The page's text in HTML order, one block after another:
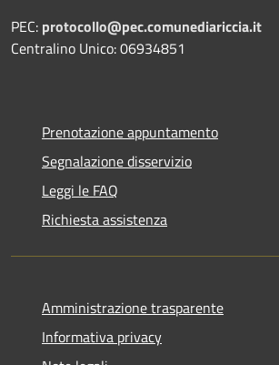
PEC: protocollo@pec.comunediariccia.it
Centralino Unico: 06934851
Prenotazione appuntamento
Segnalazione disservizio
Leggi le FAQ
Richiesta assistenza
Amministrazione trasparente
Informativa privacy